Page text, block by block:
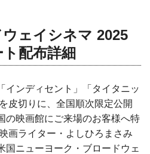
ウェイシネマ 2025
配布詳細
インディセント」「タイタニッ
皮切りに、全国順次限定公開
の映画館にご来場のお客様へ特
画ライター・よしひろまさみ
国ニューヨーク・ブロードウェ